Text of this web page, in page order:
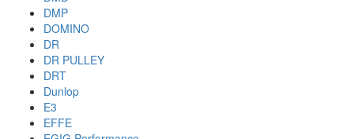
DMP
DOMINO
DR
DR PULLEY
DRT
Dunlop
E3
EFFE